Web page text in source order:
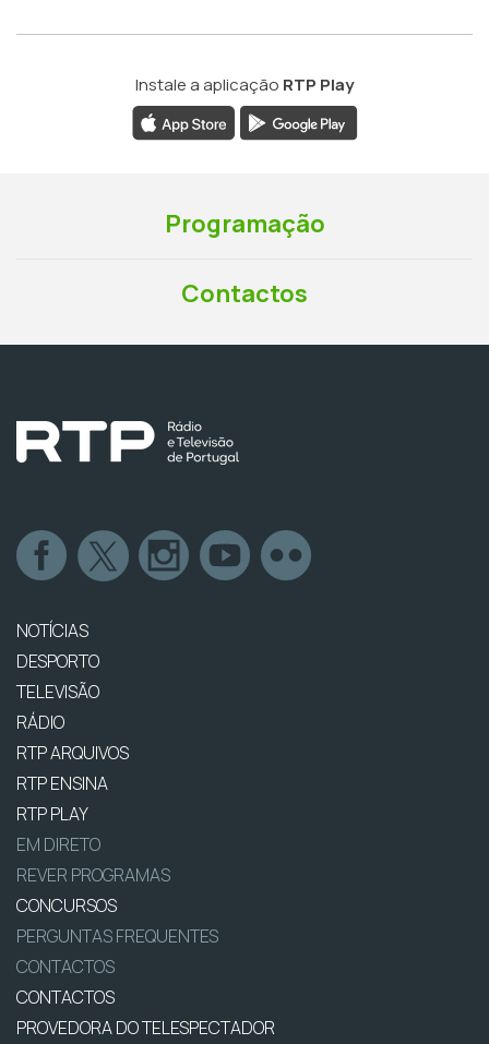
Instale a aplicação RTP Play
Programação
Contactos
NOTÍCIAS
DESPORTO
TELEVISÃO
RÁDIO
RTP ARQUIVOS
RTP ENSINA
RTP PLAY
EM DIRETO
REVER PROGRAMAS
CONCURSOS
PERGUNTAS FREQUENTES
CONTACTOS
CONTACTOS
PROVEDORA DO TELESPECTADOR